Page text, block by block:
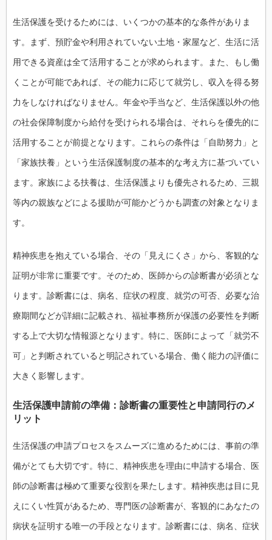
生活保護を受けるためには、いくつかの基本的な条件がありま
す。まず、預貯金や利用されていない土地・家屋など、生活に活
用できる資産は全て活用することが求められます。また、もし働
くことが可能であれば、その能力に応じて就労し、収入を得る努
力をしなければなりません。年金や手当など、生活保護以外の他
の社会保障制度から給付を受けられる場合は、それらを優先的に
活用することが前提となります。これらの条件は「自助努力」と
「家族扶養」という生活保護制度の基本的な考え方に基づいてい
ます。家族による扶養は、生活保護よりも優先されるため、三親
等内の親族などによる援助が可能かどうかも調査の対象となりま
す。
精神疾患を抱えている場合、その「見えにくさ」から、客観的な
証明が非常に重要です。そのため、医師からの診断書が必須とな
ります。診断書には、病名、症状の程度、就労の可否、必要な治
療期間などが詳細に記載され、福祉事務所が保護の必要性を判断
する上で大切な情報源となります。特に、医師によって「就労不
可」と判断されていると明記されている場合、働く能力の評価に
大きく影響します。
生活保護申請前の準備：診断書の重要性と申請同行のメ
リット
生活保護の申請プロセスをスムーズに進めるためには、事前の準
備がとても大切です。特に、精神疾患を理由に申請する場合、医
師の診断書は極めて重要な役割を果たします。精神疾患は目に見
えにくい性質があるため、専門医の診断書が、客観的にあなたの
病状を証明する唯一の手段となります。診断書には、病名、症状